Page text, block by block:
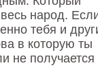
народ.
тебя и
в которую ты
не получается